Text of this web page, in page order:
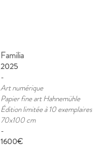
Familia
2025
-
Art numérique
Papier fine art Hahnemühle
Édition limitée à 10 exemplaires
70x100 cm
​-
1600€